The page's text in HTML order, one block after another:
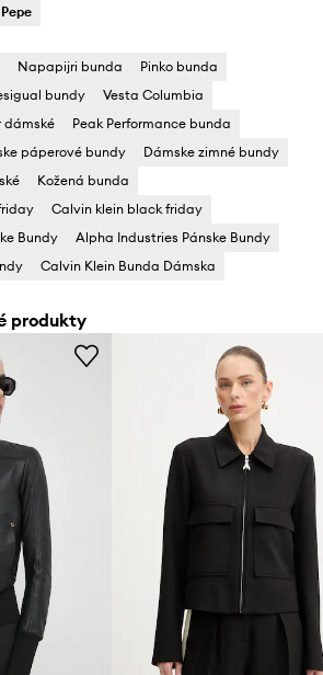
Napapijri bunda
Pinko bunda
bundy
Vesta Columbia
dámské
Peak Performance bunda
páperové bundy
Dámske zimné bundy
Kožená bunda
Calvin klein black friday
Bundy
Alpha Industries Pánske Bundy
Calvin Klein Bunda Dámska
produkty